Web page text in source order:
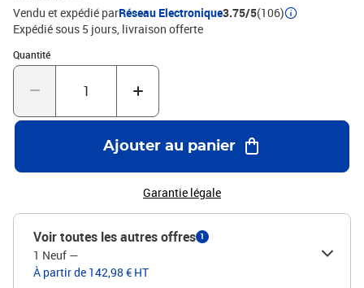
Vendu et expédié parRéseau Electronique3.75/5(106)
Expédié sous 5 jours livraison offerte
Quantité
Quantité : 1
Ajouter au panier
Garantie légale
Voir toutes les autres offres 1
1 Neuf —
À partir de 142,98 € HT